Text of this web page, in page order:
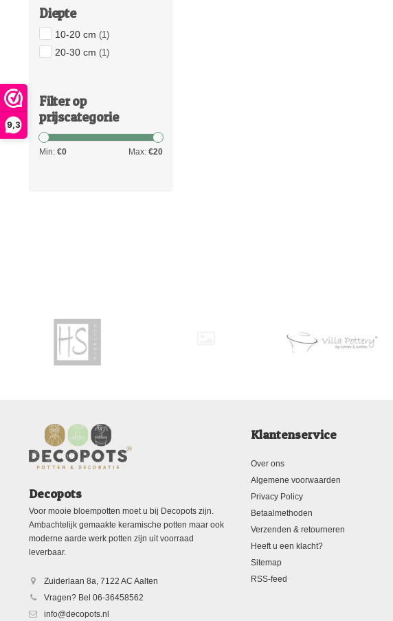
9,3
Diepte
10-20 cm (1)
20-30 cm (1)
Filter op
prijscategorie
Min: €0 Max: €20
Decopots
Voor mooie bloempotten moet u bij Decopots zijn.
Ambachtelijk gemaakte keramische potten maar ook
moderne aarde werk potten zijn uit voorraad
leverbaar.
Zuiderlaan 8a, 7122 AC Aalten
Vragen? Bel 06-36458562
info@decopots.nl
Klantenservice
Over ons
Algemene voorwaarden
Privacy Policy
Betaalmethoden
Verzenden & retourneren
Heeft u een klacht?
Sitemap
RSS-feed